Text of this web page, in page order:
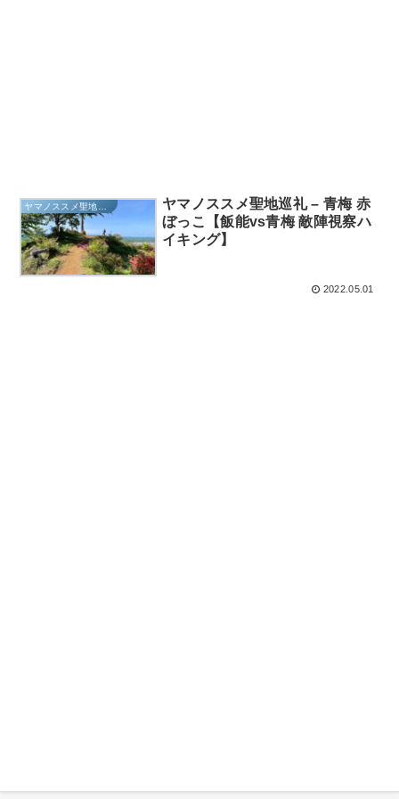
ヤマノススメ聖地巡礼
ヤマノススメ聖地巡礼 – 青梅 赤
ぼっこ【飯能vs青梅 敵陣視察ハ
イキング】
2022.05.01